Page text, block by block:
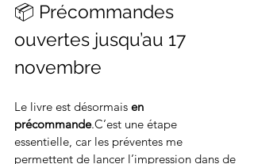
📦 Précommandes
ouvertes jusqu’au 17
novembre
Le livre est désormais en
précommande.C’est une étape
essentielle, car les préventes me
permettent de lancer l’impression dans de